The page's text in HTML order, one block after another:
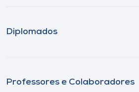
Diplomados
Professores e Colaboradores